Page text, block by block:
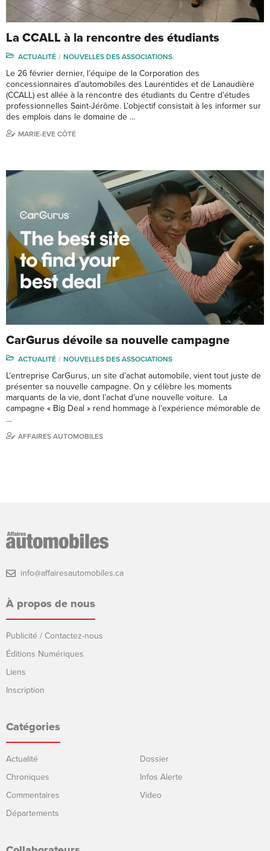
La CCALL à la rencontre des étudiants
ACTUALITÉ NOUVELLES DES ASSOCIATIONS
Le 26 février dernier, l’équipe de la Corporation des
concessionnaires d’automobiles des Laurentides et de Lanaudière
(CCALL) est allée à la rencontre des étudiants du Centre d’études
professionnelles Saint-Jérôme. L’objectif consistait à les informer sur
des emplois dans le domaine de …
MARIE-EVE CÔTÉ
CarGurus dévoile sa nouvelle campagne
ACTUALITÉ NOUVELLES DES ASSOCIATIONS
L’entreprise CarGurus, un site d’achat automobile, vient tout juste de
présenter sa nouvelle campagne. On y célèbre les moments
marquants de la vie, dont l’achat d’une nouvelle voiture. La
campagne « Big Deal » rend hommage à l’expérience mémorable de
…
AFFAIRES AUTOMOBILES
info@affairesautomobiles.ca
À propos de nous
Publicité / Contactez-nous
Éditions Numériques
Liens
Inscription
Catégories
Actualité
Chroniques
Commentaires
Départements
Dossier
Infos Alerte
Video